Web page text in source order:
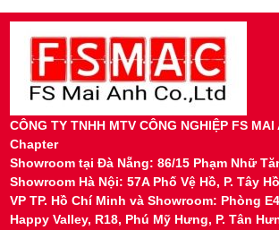
CÔNG TY TNHH MTV CÔNG NGHIỆP FS
Chapter
Showroom tạiĐà Nẵng: 86/15 Phạm Nhữ
Showroom Hà Nội: 57A Phố Vệ Hồ, P. Tây Hồ
VP TP. Hồ Chí Minh và Showroom: Phòng
Happy Valley, R18, Phú Mỹ Hưng, P. Tân